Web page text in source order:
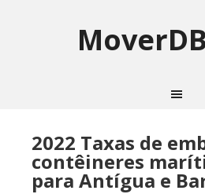
2022 Taxas de
contêineres
para Antígua e